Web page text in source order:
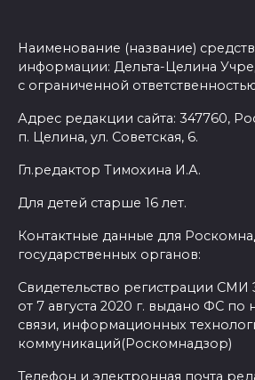
Наименование (название)
информации: Дельта-Целина
с ограниченной
Адрес редакции сайта: 347760,
п. Целина, ул. Советская, 6.
Гл.редактор Тимохина И.А.
Для детей старше 16 лет.
Контактные данные для
государственных органов:
Свидетельство регистрации
от 7 августа 2020 г. выдано ФС по
связи, информационных
коммуникаций(Роскомнадзор)
Телефон и электронная почта